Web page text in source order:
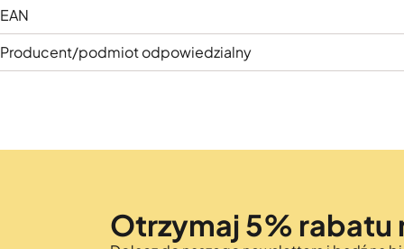
EAN
Producent/podmiot odpowiedzialny
Otrzymaj 5% rabatu